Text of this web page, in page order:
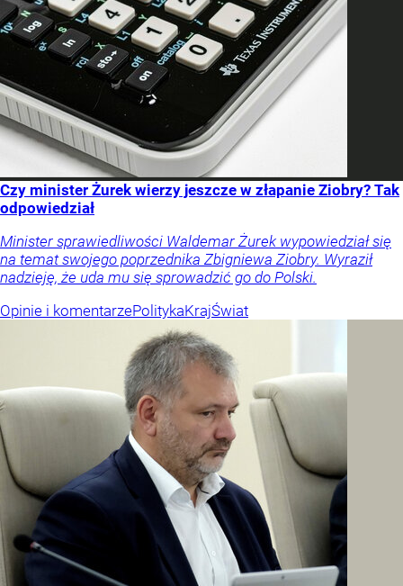
Czy minister Żurek wierzy jeszcze w złapanie Ziobry? Tak
odpowiedział
Minister sprawiedliwości Waldemar Żurek wypowiedział się
na temat swojego poprzednika Zbigniewa Ziobry. Wyraził
nadzieję, że uda mu się sprowadzić go do Polski.
Opinie i komentarzePolitykaKrajŚwiat